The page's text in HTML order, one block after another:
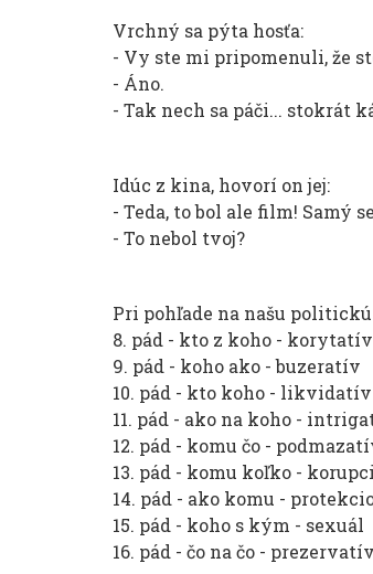
Vrchný sa pýta hosťa:
- Vy ste mi pripomenuli, že
- Áno.
- Tak nech sa páči... stokrát
Idúc z kina, hovorí on jej:
- Teda, to bol ale film! Samý
- To nebol tvoj?
Pri pohľade na našu
8. pád - kto z koho - korytatív
9. pád - koho ako - buzeratív
10. pád - kto koho - likvidatív
11. pád - ako na koho -
12. pád - komu čo -
13. pád - komu koľko -
14. pád - ako komu -
15. pád - koho s kým - sexuál
16. pád - čo na čo - prezervatív